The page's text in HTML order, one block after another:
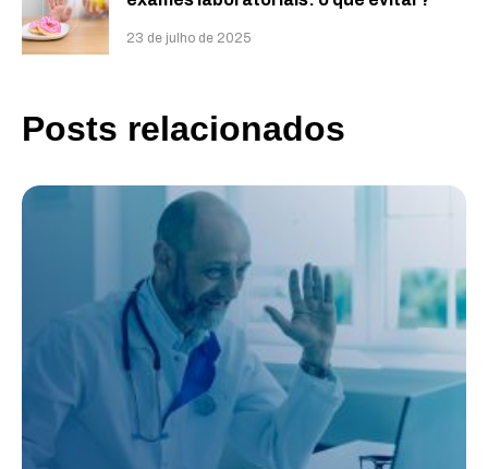
23 de julho de 2025
Posts relacionados